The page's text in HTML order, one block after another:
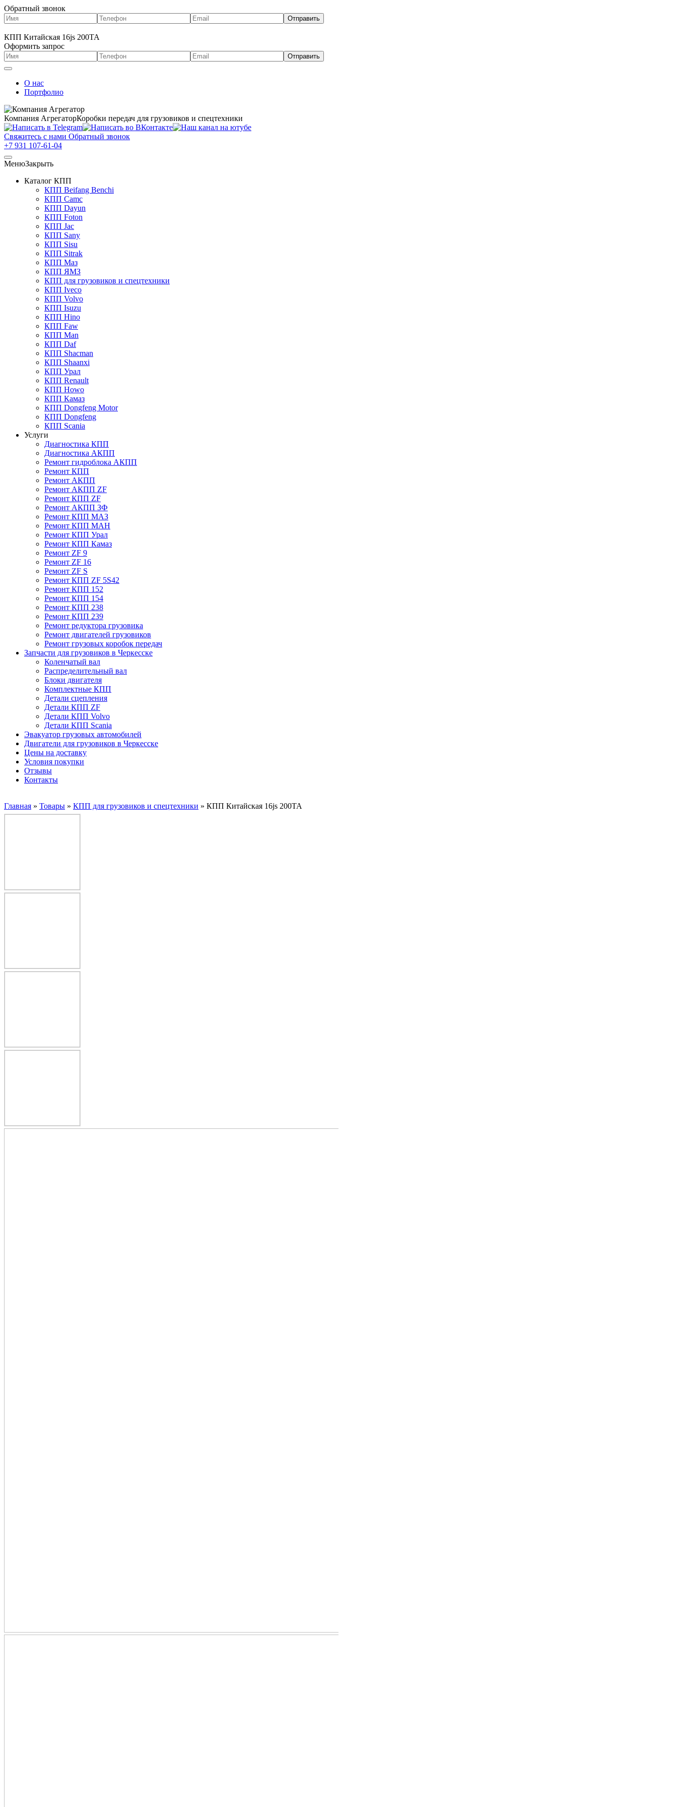
Обратный звонок
КПП Китайская 16js 200TA
Оформить запрос
О нас
Портфолио
Компания АгрегаторКоробки передач для грузовиков и спецтехники
Свяжитесь с нами Обратный звонок
+7 931 107-61-04
МенюЗакрыть
Каталог КПП
КПП Beifang Benchi
КПП Camc
КПП Dayun
КПП Foton
КПП Jac
КПП Sany
КПП Sisu
КПП Sitrak
КПП Маз
КПП ЯМЗ
КПП для грузовиков и спецтехники
КПП Iveco
КПП Volvo
КПП Isuzu
КПП Hino
КПП Faw
КПП Man
КПП Daf
КПП Shacman
КПП Shaanxi
КПП Урал
КПП Renault
КПП Howo
КПП Камаз
КПП Dongfeng Motor
КПП Dongfeng
КПП Scania
Услуги
Диагностика КПП
Диагностика АКПП
Ремонт гидроблока АКПП
Ремонт КПП
Ремонт АКПП
Ремонт АКПП ZF
Ремонт КПП ZF
Ремонт АКПП ЗФ
Ремонт КПП МАЗ
Ремонт КПП МАН
Ремонт КПП Урал
Ремонт КПП Камаз
Ремонт ZF 9
Ремонт ZF 16
Ремонт ZF S
Ремонт КПП ZF 5S42
Ремонт КПП 152
Ремонт КПП 154
Ремонт КПП 238
Ремонт КПП 239
Ремонт редуктора грузовика
Ремонт двигателей грузовиков
Ремонт грузовых коробок передач
Запчасти для грузовиков в Черкесске
Коленчатый вал
Распределительный вал
Блоки двигателя
Комплектные КПП
Детали сцепления
Детали КПП ZF
Детали КПП Volvo
Детали КПП Scania
Эвакуатор грузовых автомобилей
Двигатели для грузовиков в Черкесске
Цены на доставку
Условия покупки
Отзывы
Контакты
Главная » Товары » КПП для грузовиков и спецтехники » КПП Китайская 16js 200TA